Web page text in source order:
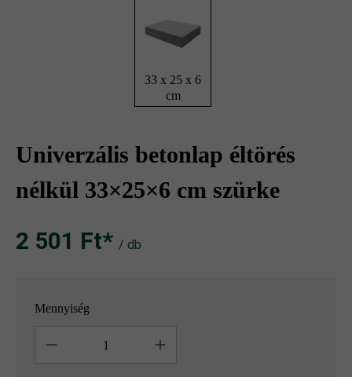
33 x 25 x 6
cm
Univerzális betonlap éltörés
nélkül 33×25×6 cm szürke
2 501 Ft‎‎‎* / db
Mennyiség